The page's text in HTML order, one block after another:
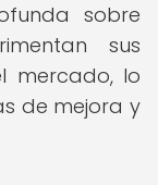
sobre
sus
mercado, lo
de mejora y